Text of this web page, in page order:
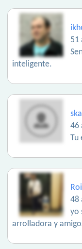
51
inteligente.
46
Tu
48
yo
arrolladora y